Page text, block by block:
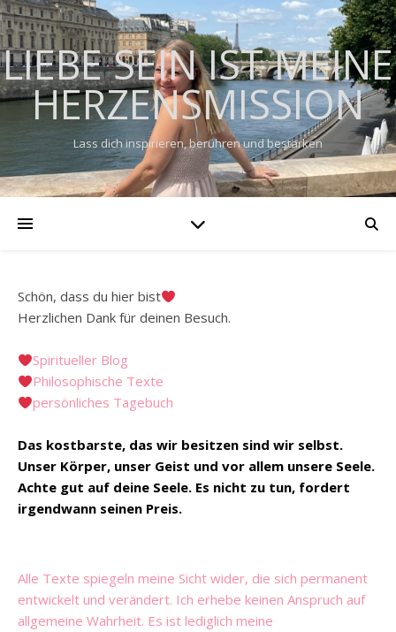
LIEBE SEIN IST MEINE
HERZENSMISSION
Lass dich inspirieren, berühren und bestärken
Schön, dass du hier bist
Herzlichen Dank für deinen Besuch.
Spiritueller Blog
Philosophische Texte
persönliches Tagebuch
Das kostbarste, das wir besitzen sind wir selbst.
Unser Körper, unser Geist und vor allem unsere Seele.
Achte gut auf deine Seele. Es nicht zu tun, fordert
irgendwann seinen Preis.
Alle Texte spiegeln meine Sicht wider, die sich permanent
entwickelt und verändert. Ich erhebe keinen Anspruch auf
allgemeine Wahrheit. Es ist lediglich meine